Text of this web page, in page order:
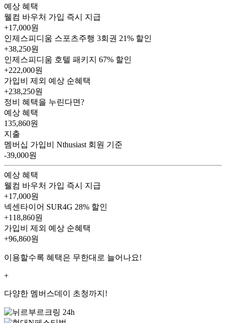
예상 혜택
웰컴 바우처 가입 즉시 지급
+17,000원
인제스피디움 스포츠주행 3회권 21% 할인
+38,250원
인제스피디움 호텔 패키지 67% 할인
+222,000원
가입비 제외 예상 순혜택
+238,250원
정비 혜택을 누린다면?
예상 혜택
135,860원
지출
멤버십 가입비
Nthusiast 회원 기준
-39,000원
예상 혜택
웰컴 바우처 가입 즉시 지급
+17,000원
넥센타이어 SUR4G 28% 할인
+118,860원
가입비 제외 예상 순혜택
+96,860원
이용할수록 혜택은 무한대로 늘어나요!
+
다양한 멤버스데이 초청까지!